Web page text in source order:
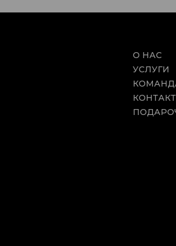
О НАС
УСЛУГИ